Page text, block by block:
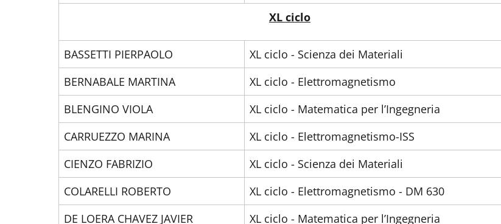
XL ciclo
BASSETTI PIERPAOLO
XL ciclo - Scienza dei Materiali
BERNABALE MARTINA
XL ciclo - Elettromagnetismo
BLENGINO VIOLA
XL ciclo - Matematica per l’Ingegneria
CARRUEZZO MARINA
XL ciclo - Elettromagnetismo-ISS
CIENZO FABRIZIO
XL ciclo - Scienza dei Materiali
COLARELLI ROBERTO
XL ciclo - Elettromagnetismo - DM 630
DE LOERA CHAVEZ JAVIER
XL ciclo - Matematica per l’Ingegneria